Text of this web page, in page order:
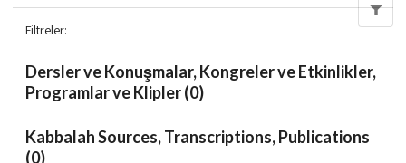
Filtreler:
Dersler ve Konuşmalar, Kongreler ve Etkinlikler,
Programlar ve Klipler (0)
Kabbalah Sources, Transcriptions, Publications
(0)